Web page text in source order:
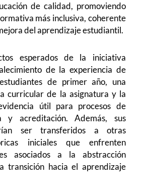
de calidad, promoviendo
más inclusiva, coherente
del aprendizaje estudiantil.
esperados de la iniciativa
de la experiencia de
de primer año, una
curricular de la asignatura y la
útil para procesos de
y acreditación. Además, sus
ser transferidos a otras
iniciales que enfrenten
asociados a la abstracción
transición hacia el aprendizaje